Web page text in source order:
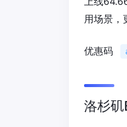
用场景，
优惠码
洛杉矶